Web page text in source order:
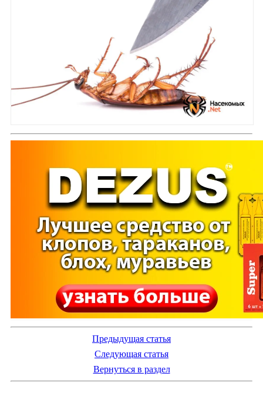
Предыдущая статья
Следующая статья
Вернуться в раздел